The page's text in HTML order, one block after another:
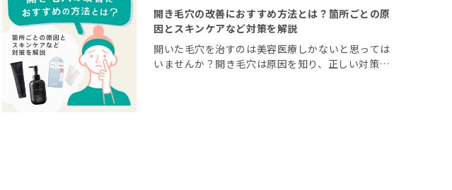
開き毛穴の改善におすすめ方法とは？箇所ごとの原
因とスキンケアなど対策を解説
開いた毛穴を治すのは美容医療しかないと思っては
いませんか？開き毛穴は原因を知り、正しい対策を